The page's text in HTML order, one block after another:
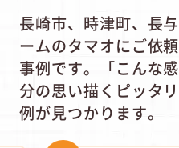
長崎市、時津町、長
ームのタマオにご依
事例です。
「こんな
分の思い描くピッタ
例が見つかります。